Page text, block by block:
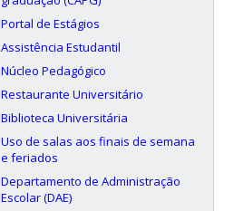
Portal de Estágios
Assistência Estudantil
Núcleo Pedagógico
Restaurante Universitário
Biblioteca Universitária
Uso de salas aos finais de semana
e feriados
Departamento de Administração
Escolar (DAE)